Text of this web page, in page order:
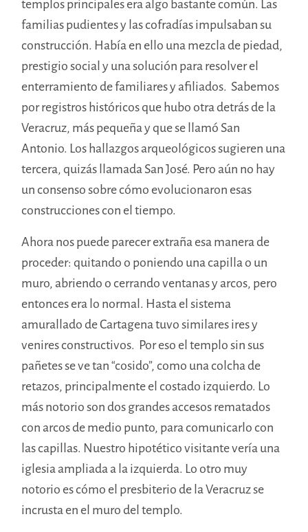
templos principales era algo bastante común. Las
familias pudientes y las cofradías impulsaban su
construcción. Había en ello una mezcla de piedad,
prestigio social y una solución para resolver el
enterramiento de familiares y afiliados. Sabemos
por registros históricos que hubo otra detrás de la
Veracruz, más pequeña y que se llamó San
Antonio. Los hallazgos arqueológicos sugieren una
tercera, quizás llamada San José. Pero aún no hay
un consenso sobre cómo evolucionaron esas
construcciones con el tiempo.
Ahora nos puede parecer extraña esa manera de
proceder: quitando o poniendo una capilla o un
muro, abriendo o cerrando ventanas y arcos, pero
entonces era lo normal. Hasta el sistema
amurallado de Cartagena tuvo similares ires y
venires constructivos. Por eso el templo sin sus
pañetes se ve tan “cosido”, como una colcha de
retazos, principalmente el costado izquierdo. Lo
más notorio son dos grandes accesos rematados
con arcos de medio punto, para comunicarlo con
las capillas. Nuestro hipotético visitante vería una
iglesia ampliada a la izquierda. Lo otro muy
notorio es cómo el presbiterio de la Veracruz se
incrusta en el muro del templo.